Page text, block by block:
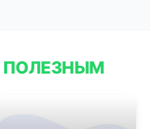
ПОЛЕЗНЫМ